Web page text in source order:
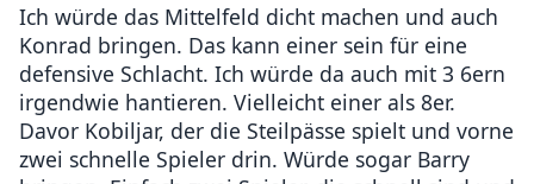
Ich würde das Mittelfeld dicht machen und auch
Konrad bringen. Das kann einer sein für eine
defensive Schlacht. Ich würde da auch mit 3 6ern
irgendwie hantieren. Vielleicht einer als 8er.
Davor Kobiljar, der die Steilpässe spielt und vorne
zwei schnelle Spieler drin. Würde sogar Barry